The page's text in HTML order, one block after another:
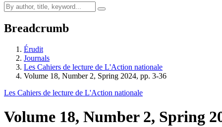
Breadcrumb
Érudit
Journals
Les Cahiers de lecture de L'Action nationale
Volume 18, Number 2, Spring 2024, pp. 3-36
Les Cahiers de lecture de L'Action nationale
Volume 18, Number 2, Spring